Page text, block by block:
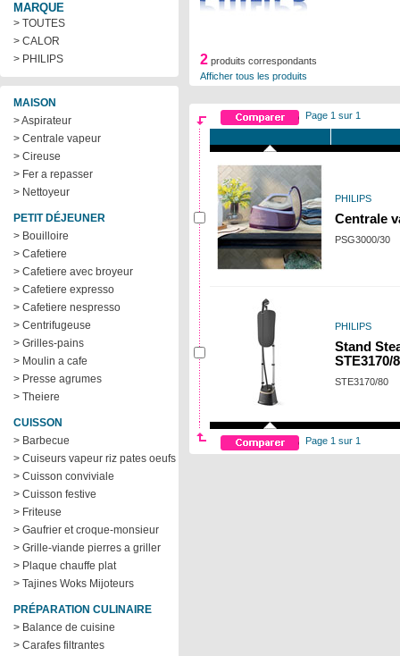
MARQUE
> TOUTES
> CALOR
> PHILIPS
MAISON
> Aspirateur
> Centrale vapeur
> Cireuse
> Fer a repasser
> Nettoyeur
PETIT DÉJEUNER
> Bouilloire
> Cafetiere
> Cafetiere avec broyeur
> Cafetiere expresso
> Cafetiere nespresso
> Centrifugeuse
> Grilles-pains
> Moulin a cafe
> Presse agrumes
> Theiere
CUISSON
> Barbecue
> Cuiseurs vapeur riz pates oeufs
> Cuisson conviviale
> Cuisson festive
> Friteuse
> Gaufrier et croque-monsieur
> Grille-viande pierres a griller
> Plaque chauffe plat
> Tajines Woks Mijoteurs
PRÉPARATION CULINAIRE
> Balance de cuisine
> Carafes filtrantes
2 produits correspondants
Afficher tous les produits
Page 1 sur 1
PHILIPS
Centrale
PSG3000/30
PHILIPS
Stand
STE3170/
STE3170/80
Page 1 sur 1